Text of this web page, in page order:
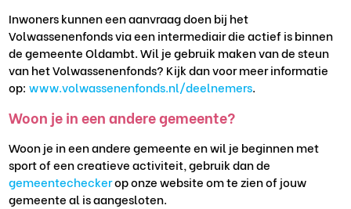
Inwoners kunnen een aanvraag doen bij het
Volwassenenfonds via een intermediair die actief is binnen
de gemeente Oldambt. Wil je gebruik maken van de steun
van het Volwassenenfonds? Kijk dan voor meer informatie
op:www.volwassenenfonds.nl/deelnemers.
Woon je in een andere gemeente?
Woon je in een andere gemeente en wil je beginnen met
sport of een creatieve activiteit, gebruik dan de
gemeentecheckerop onze website om te zien of jouw
gemeente al is aangesloten.